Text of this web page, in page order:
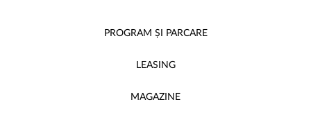
PROGRAM ȘI PARCARE
LEASING
MAGAZINE